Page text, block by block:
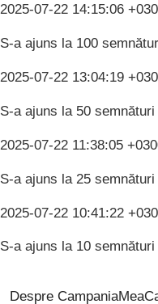
2025-07-22 14:15:06
S-a ajuns la 100
2025-07-22 13:04:19
S-a ajuns la 50 semnături
2025-07-22 11:38:05
S-a ajuns la 25 semnături
2025-07-22 10:41:22
S-a ajuns la 10 semnături
Despre CampaniaMea